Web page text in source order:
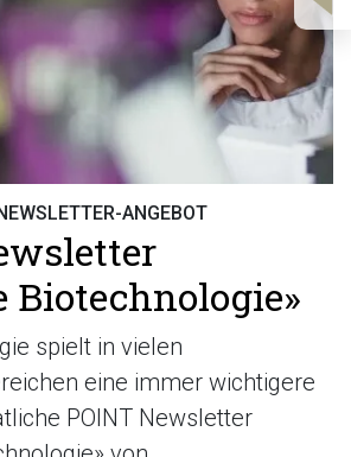
ANGEBOT
Biotechnologie»
spielt in vielen
eine immer wichtigere
POINT Newsletter